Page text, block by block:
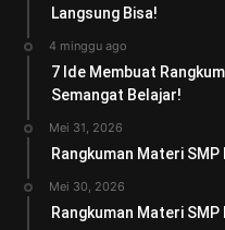
Langsung Bisa!
4 minggu ago
7 Ide Membuat
Semangat Belajar!
Mei 31, 2026
Rangkuman Materi
Mei 30, 2026
Rangkuman Materi